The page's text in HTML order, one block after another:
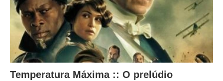
Temperatura Máxima :: O prelúdio